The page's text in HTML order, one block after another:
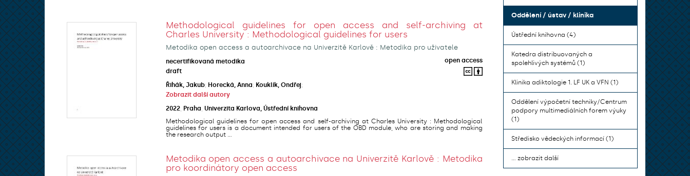
Methodological guidelines for open access and self-archiving at
Charles University : Methodological guidelines for users
Metodika open access a autoarchivace na Univerzitě Karlově : Metodika pro uživatele
necertifikovaná metodika
open access
draft
Řihák, Jakub; Horecká, Anna; Kouklík, Ondřej;
Zobrazit další autory
2022, Praha Univerzita Karlova, Ústřední knihovna
Methodological guidelines for open access and self-archiving at Charles University : Methodological
guidelines for users is a document intended for users of the OBD module, who are storing and making
the research output ...
Metodika open access a autoarchivace na Univerzitě Karlově : Metodika
pro koordinátory open access
Oddělení / ústav / klinika
Ústřední knihovna (4)
Katedra distribuovaných a
spolehlivých systémů (1)
Klinika adiktologie 1. LF UK a VFN (1)
Oddělení výpočetní techniky/Centrum
podpory multimediálních forem výuky
(1)
Středisko vědeckých informací (1)
... zobrazit další